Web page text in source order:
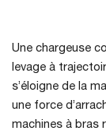
Une chargeuse
levage à
s’éloigne de la
une force
machines à bras